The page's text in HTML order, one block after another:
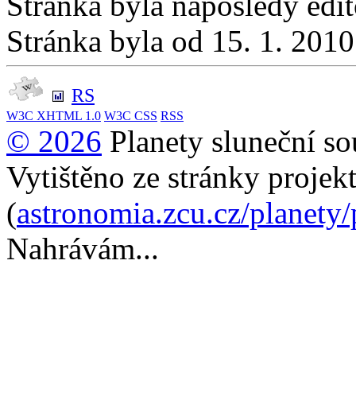
Stránka byla od 15. 1.
RS
W3C XHTML 1.0 W3C CSS RSS
© 2026 Planety sluneční
Vytištěno ze stránky
(astronomia.zcu.cz/
Nahrávám...